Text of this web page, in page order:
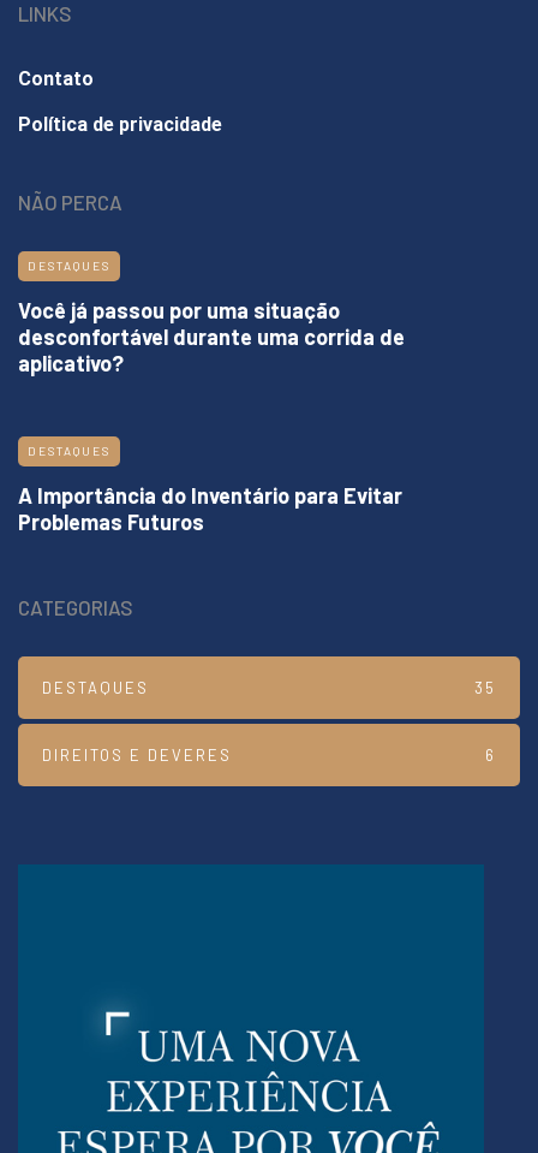
LINKS
Contato
Política de privacidade
NÃO PERCA
DESTAQUES
Você já passou por uma situação
desconfortável durante uma corrida de
aplicativo?
DESTAQUES
A Importância do Inventário para Evitar
Problemas Futuros
CATEGORIAS
DESTAQUES 35
DIREITOS E DEVERES 6